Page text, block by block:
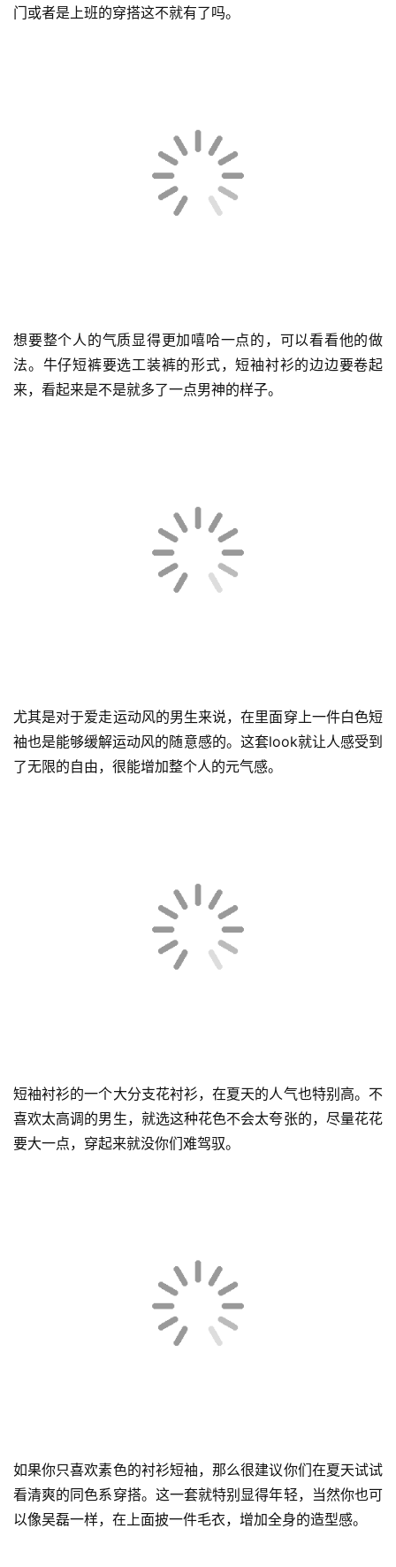
时
尚
门或者是上班的穿搭这不就有了吗。
想要整个人的气质显得更加嘻哈一点的，可以看看他的做
法。牛仔短裤要选工装裤的形式，短袖衬衫的边边要卷起
来，看起来是不是就多了一点男神的样子。
尤其是对于爱走运动风的男生来说，在里面穿上一件白色短
袖也是能够缓解运动风的随意感的。这套look就让人感受到
了无限的自由，很能增加整个人的元气感。
短袖衬衫的一个大分支花衬衫，在夏天的人气也特别高。不
喜欢太高调的男生，就选这种花色不会太夸张的，尽量花花
要大一点，穿起来就没你们难驾驭。
如果你只喜欢素色的衬衫短袖，那么很建议你们在夏天试试
看清爽的同色系穿搭。这一套就特别显得年轻，当然你也可
以像吴磊一样，在上面披一件毛衣，增加全身的造型感。